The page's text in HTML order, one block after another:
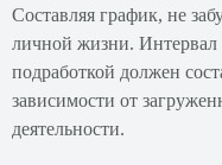
Составляя график, не
личной жизни.
подработкой должен
зависимости от
деятельности.